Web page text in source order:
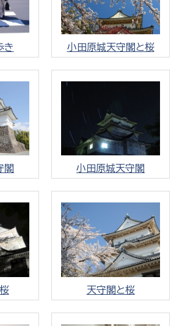
き 小田原城天守閣と桜
閣 小田原城天守閣
天守閣と桜